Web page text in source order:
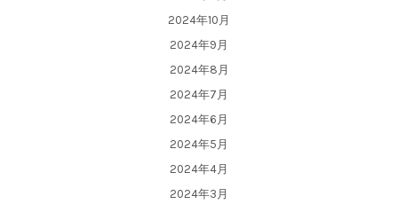
2024年10月
2024年9月
2024年8月
2024年7月
2024年6月
2024年5月
2024年4月
2024年3月